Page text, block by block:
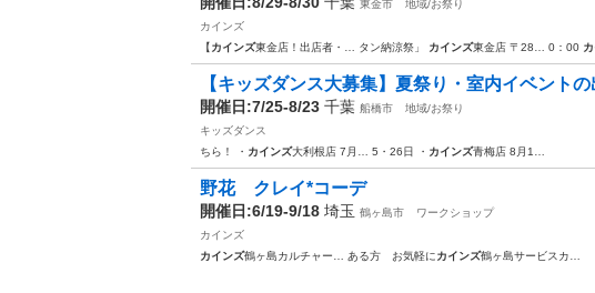
東金市
地域/お祭り
カインズ
【カインズ東金店！出店者・… タン納涼祭」 カインズ東金店 〒28… 0：00
【キッズダンス大募集】夏祭り・室内イベント
開催日:7/25-8/23 千葉 船橋市
地域/お祭り
キッズダンス
ちら！ ・ カインズ大利根店 7月… 5・26日 ・ カインズ青梅店 8月1…
野花 クレイ*コーデ
開催日:6/19-9/18 埼玉 鶴ヶ島市
ワークショップ
カインズ
カインズ鶴ヶ島カルチャー… ある方 お気軽にカインズ鶴ヶ島サービスカ…